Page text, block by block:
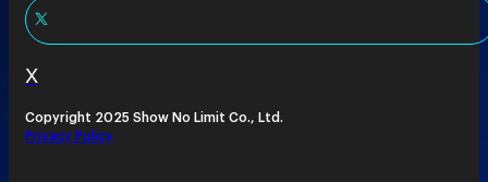
X
Copyright 2025 Show No Limit Co., Ltd.
Privacy Policy